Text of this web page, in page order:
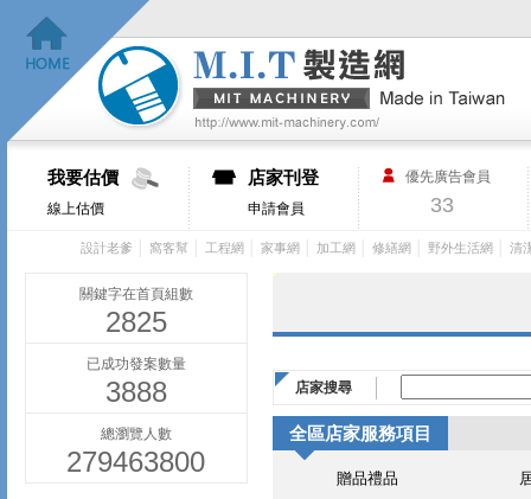
我要估價
線上估價
店家刊登
申請會員
優先廣告會員
33
設計老爹 窩客幫 工程網 家事網 加工網 修繕網 野外生活網 清
關鍵字在首頁組數
2825
已成功發案數量
3888
總瀏覽人數
279463800
店家搜尋
全區店家服務項目
贈品禮品